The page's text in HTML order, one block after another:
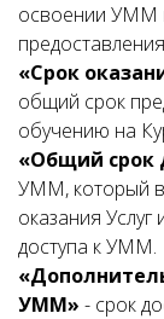
освоении УММ
«Срок
общий срок
обучению на
«Общий срок
УММ, который
оказания
доступа к УММ.
УММ» - срок